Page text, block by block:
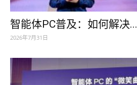
智能体PC普及：如何解决...
2026年7月31日